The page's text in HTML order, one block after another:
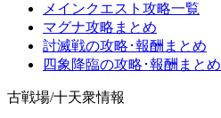
メインクエスト攻略一覧
マグナ攻略まとめ
討滅戦の攻略･報酬まとめ
四象降臨の攻略･報酬まとめ
古戦場/十天衆情報